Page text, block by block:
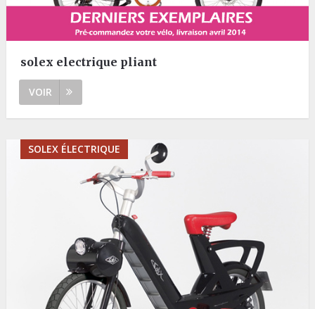
solex electrique pliant
VOIR
SOLEX ÉLECTRIQUE